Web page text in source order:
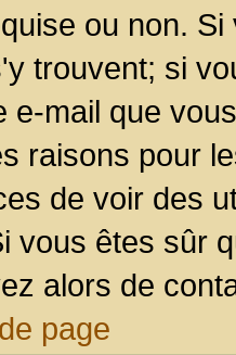
ou non.
trouvent; si
e-mail que
raisons pour
de voir des
vous êtes sûr
alors de
page